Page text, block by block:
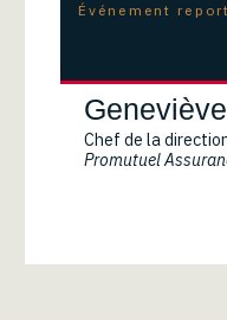
Événement
Chef de la
Promutuel